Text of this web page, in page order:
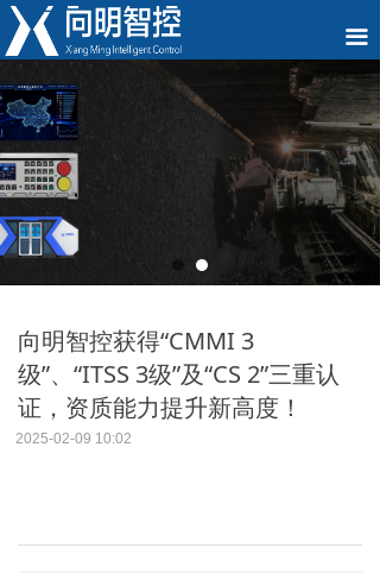
끀
向明智控获得“CMMI 3
级”、“ITSS 3级”及“CS 2”三重认
证，资质能力提升新高度！
2025-02-09 10:02